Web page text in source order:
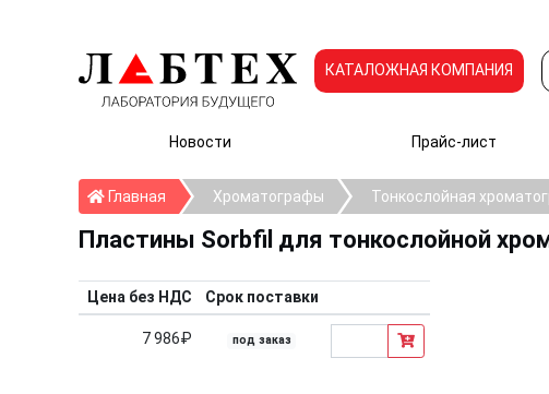
КАТАЛОЖНАЯ КОМПАНИЯ
Новости Прайс-лист
ГлавнаяГлавнаяХроматографы Тонкослойная
Пластины Sorbfil для тонкослойной
Цена без НДС Срок поставки
7 986₽ под заказ